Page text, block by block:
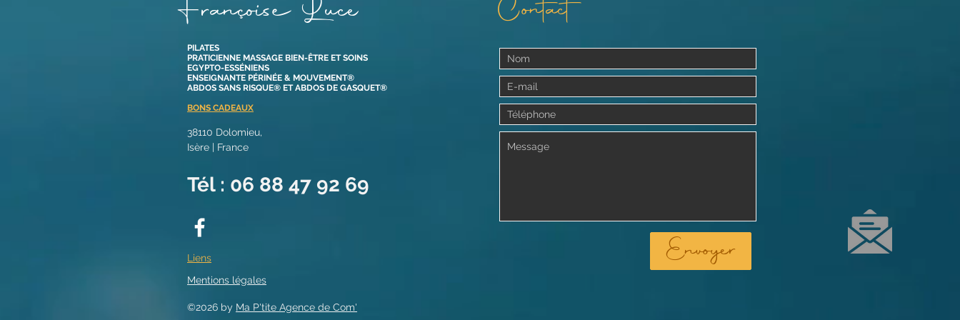
Françoise Luce
PILATES
PRATICIENNE MASSAGE BIEN-ÊTRE ET SOINS
EGYPTO-ESSÉNIENS
ENSEIGNANTE PÉRINÉE & MOUVEMENT®
ABDOS SANS RISQUE® ET ABDOS DE GASQUET®
BONS CADEAUX
38110 Dolomieu,
Isère | France​
Tél : 06 88 47 92 69
Liens
Mentions légales
©2026 by Ma P'tite Agence de Com'
Contact
Envoyer